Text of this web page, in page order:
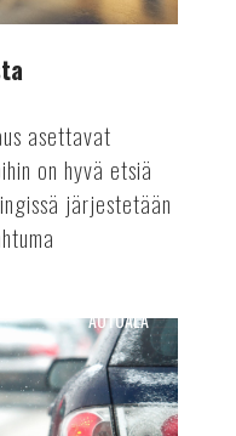
asettavat
on hyvä etsiä
järjestetään
AUTOALA